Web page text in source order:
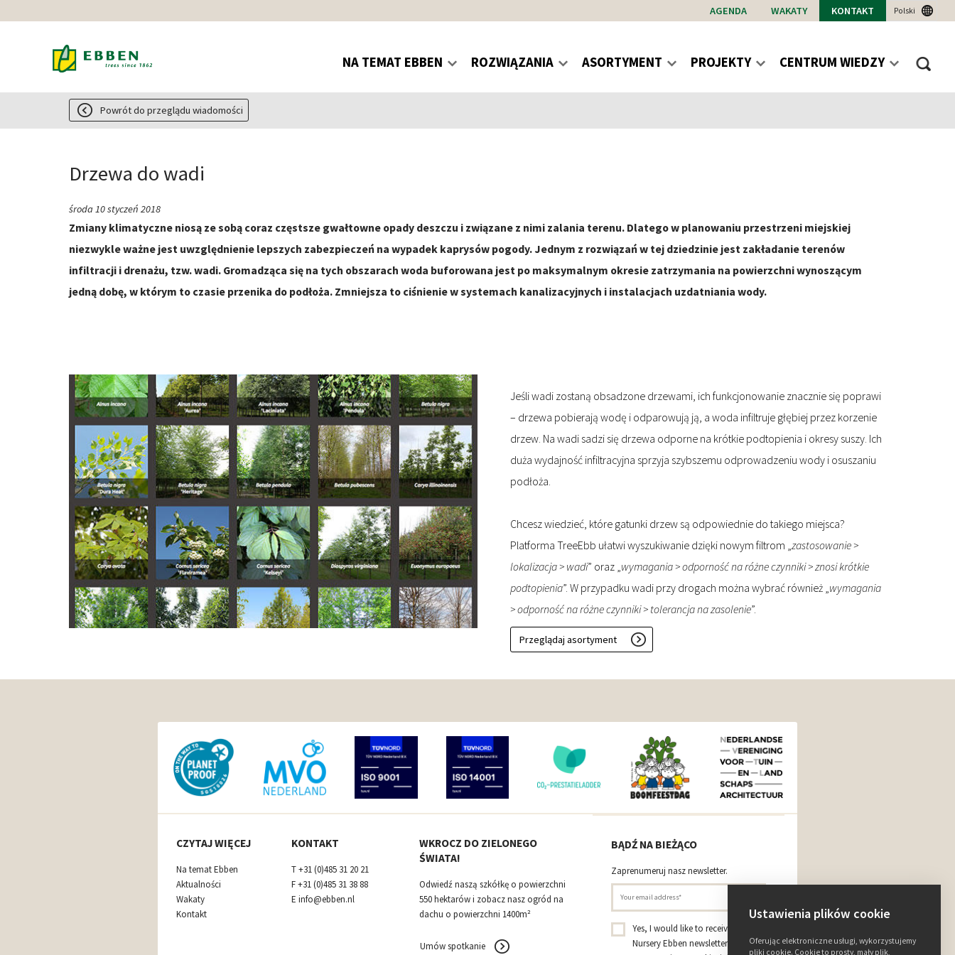
AGENDA WAKATY KONTAKT Polski
NA TEMAT EBBEN ROZWIĄZANIA ASORTYMENT PROJEKTY CENTRUM WIEDZY
Powrót do przeglądu wiadomości
Drzewa do wadi
środa 10 styczeń 2018
Zmiany klimatyczne niosą ze sobą coraz częstsze gwałtowne opady deszczu i związane z nimi zalania terenu. Dlatego w planowaniu przestrzeni miejskiej
niezwykle ważne jest uwzględnienie lepszych zabezpieczeń na wypadek kaprysów pogody. Jednym z rozwiązań w tej dziedzinie jest zakładanie terenów
infiltracji i drenażu, tzw. wadi. Gromadząca się na tych obszarach woda buforowana jest po maksymalnym okresie zatrzymania na powierzchni wynoszącym
jedną dobę, w którym to czasie przenika do podłoża. Zmniejsza to ciśnienie w systemach kanalizacyjnych i instalacjach uzdatniania wody.
Jeśli wadi zostaną obsadzone drzewami, ich funkcjonowanie znacznie się poprawi
– drzewa pobierają wodę i odparowują ją, a woda infiltruje głębiej przez korzenie
drzew. Na wadi sadzi się drzewa odporne na krótkie podtopienia i okresy suszy. Ich
duża wydajność infiltracyjna sprzyja szybszemu odprowadzeniu wody i osuszaniu
podłoża.
Chcesz wiedzieć, które gatunki drzew są odpowiednie do takiego miejsca?
Platforma TreeEbb ułatwi wyszukiwanie dzięki nowym filtrom „ zastosowanie >
lokalizacja > wadi” oraz „ wymagania > odporność na różne czynniki > znosi krótkie
podtopienia”. W przypadku wadi przy drogach można wybrać również „ wymagania
> odporność na różne czynniki > tolerancja na zasolenie”.
Przeglądaj asortyment
CZYTAJ WIĘCEJ
Na temat Ebben
Aktualności
Wakaty
Kontakt
KONTAKT
T+31 (0)485 31 20 21
F+31 (0)485 31 38 88
E info@ebben.nl
WKROCZ DO ZIELONEGO
ŚWIATA!
Odwiedź naszą szkółkę o powierzchni
550 hektarów i zobacz nasz ogród na
dachu o powierzchni 1400m²
Umów spotkanie
BĄDŹ NA BIEŻĄCO
Zaprenumeruj nasz newsletter.
Yes, I would like to receive the Tree
Nursery Ebben newsletter featuring
Ustawienia plików cookie
Oferując elektroniczne usługi, wykorzystujemy
pliki cookie. Cookie to prosty, mały plik,